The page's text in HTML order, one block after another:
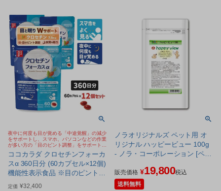
夜中に何度も目が覚める「中途覚醒」の減少
をサポートし、スマホ、パソコンなどの作業
が多い方の「目のピント調整」をサポートす
るサプリメント
ココカラダ クロセチンフォーカ
スα 360日分 (60カプセル×12個)
機能性表示食品 ※目のピント調
節 睡眠の質 Wサポート サプリ
定価 ¥32,400
ノラオリジナルズ ペット用 オ
リジナル ハッピービュー 100g
- ノラ・コーポレーション [ペッ
販売価格 ¥19,800税込
送料無料